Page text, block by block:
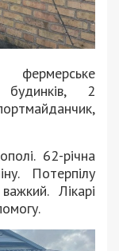
фермерське
2
62-річна
Потерпілу
Лікарі